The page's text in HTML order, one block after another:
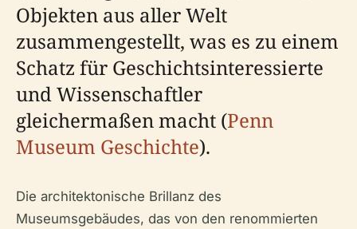
Objekten aus aller Welt
zusammengestellt, was es zu einem
Schatz für Geschichtsinteressierte
und Wissenschaftler
gleichermaßen macht (Penn
Museum Geschichte).
Die architektonische Brillanz des
Museumsgebäudes, das von den renommierten